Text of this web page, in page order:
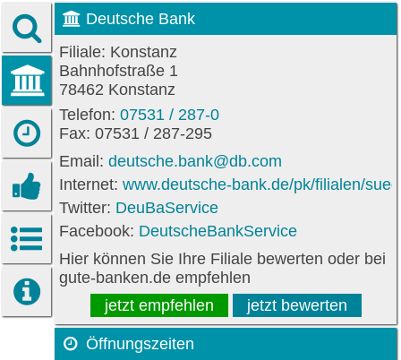
Deutsche Bank
Filiale: Konstanz
Bahnhofstraße 1
78462 Konstanz
Telefon: 07531 / 287-0
Fax: 07531 / 287-295
Email: deutsche.bank@db.com
Internet: www.deutsche-bank.de/pk/filialen/
Twitter: DeuBaService
Facebook: DeutscheBankService
Hier können Sie Ihre Filiale bewerten oder bei
gute-banken.de empfehlen
jetzt empfehlen
jetzt bewerten
Öffnungszeiten